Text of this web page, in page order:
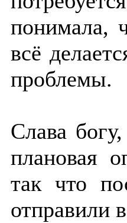
понимала,
всё
проблемы.
Слава
плановая
так что
отправили